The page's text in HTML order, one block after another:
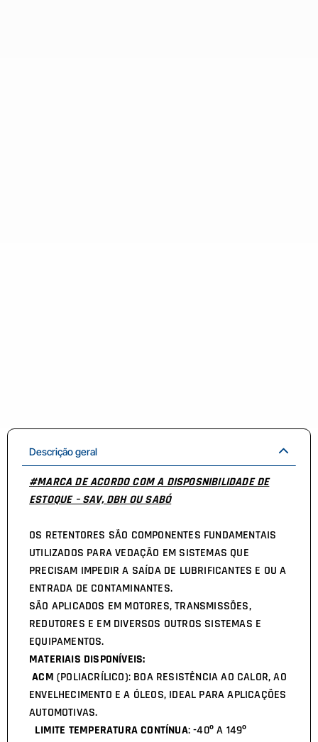
Descrição geral
#MARCA DE ACORDO COM A DISPOSNIBILIDADE DE
ESTOQUE – SAV, DBH OU SABÓ
OS RETENTORES SÃO COMPONENTES FUNDAMENTAIS
UTILIZADOS PARA VEDAÇÃO EM SISTEMAS QUE
PRECISAM IMPEDIR A SAÍDA DE LUBRIFICANTES E OU A
ENTRADA DE CONTAMINANTES.
SÃO APLICADOS EM MOTORES, TRANSMISSÕES,
REDUTORES E EM DIVERSOS OUTROS SISTEMAS E
EQUIPAMENTOS.
MATERIAIS DISPONÍVEIS:
ACM (POLIACRÍLICO): BOA RESISTÊNCIA AO CALOR, AO
ENVELHECIMENTO E A ÓLEOS, IDEAL PARA APLICAÇÕES
AUTOMOTIVAS.
LIMITE TEMPERATURA CONTÍNUA: -40º A 149º